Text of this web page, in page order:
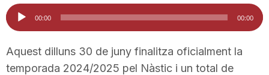
t
Reproductor
d'àudio
00:00 00:00
Aquest dilluns 30 de juny finalitza oficialment la
temporada 2024/2025 pel Nàstic i un total de